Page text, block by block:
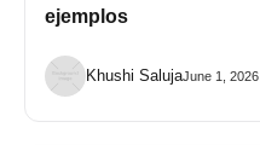
ejemplos
Khushi SalujaJune 1, 2026